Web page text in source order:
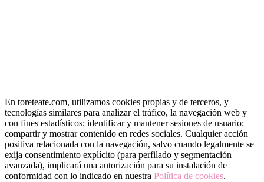
En toreteate.com, utilizamos cookies propias y de terceros, y
tecnologías similares para analizar el tráfico, la navegación web y
con fines estadísticos; identificar y mantener sesiones de usuario;
compartir y mostrar contenido en redes sociales. Cualquier acción
positiva relacionada con la navegación, salvo cuando legalmente se
exija consentimiento explícito (para perfilado y segmentación
avanzada), implicará una autorización para su instalación de
conformidad con lo indicado en nuestra Política de cookies.